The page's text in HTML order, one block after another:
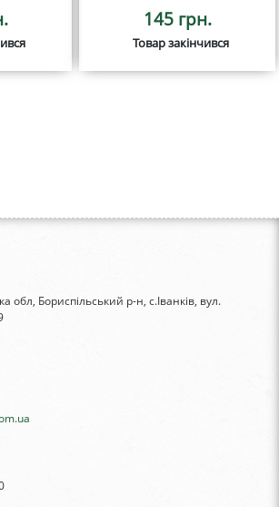
145 грн.
Товар закінчився
обл, Бориспільський р-н, с.Іванків, вул.